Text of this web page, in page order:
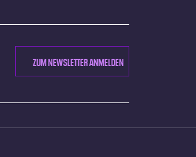
ZUM NEWSLETTER ANMELDEN